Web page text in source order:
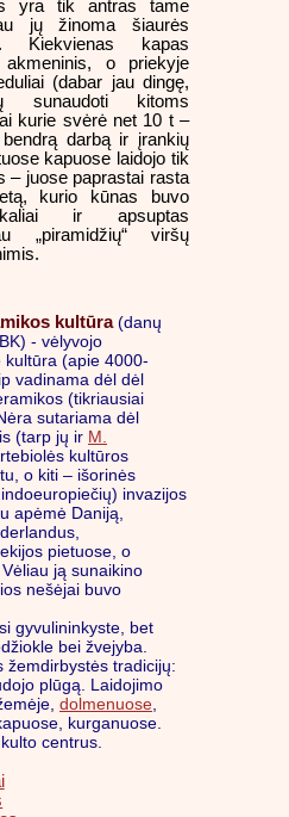
yra tik antras tame
jų žinoma šiaurės
Kiekvienas kapas
akmeninis, o priekyje
(dabar jau dingę,
sunaudoti kitoms
kurie svėrė net 10 t –
darbą ir įrankių
kapuose laidojo tik
– juose paprastai rasta
kurio kūnas buvo
ir apsuptas
„piramidžių“ viršų
kultūra(danų
- vėlyvojo
kultūra (apie 4000-
vadinama dėl dėl
(tikriausiai
sutariama dėl
(tarp jų ir M.
kultūros
o kiti – išorinės
invazijos
apėmė Daniją,
pietuose, o
ją sunaikino
nešėjai buvo
gyvulininkyste, bet
bei žvejyba.
žemdirbystės tradicijų:
plūgą. Laidojimo
dolmenuose,
kurganuose.
centrus.